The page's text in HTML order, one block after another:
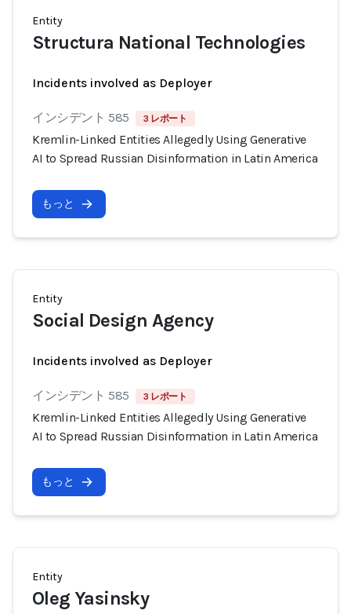
Entity
Structura National Technologies
Incidents involved as Deployer
インシデント 585 3 レポート
Kremlin-Linked Entities Allegedly Using Generative
AI to Spread Russian Disinformation in Latin America
もっと
Entity
Social Design Agency
Incidents involved as Deployer
インシデント 585 3 レポート
Kremlin-Linked Entities Allegedly Using Generative
AI to Spread Russian Disinformation in Latin America
もっと
Entity
Oleg Yasinsky